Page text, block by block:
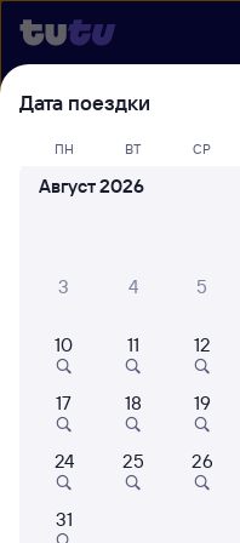
Выберите день,
билеты Унеча
22 года работаем для
Куда
Когда
Кто едет
Дата поездки
ПН ВТ СР
Август 2026
3 4 5
10 11 12
17 18 19
24 25 26
31